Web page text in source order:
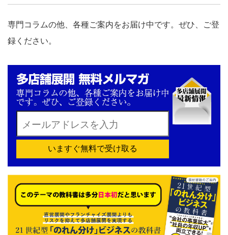
専門コラムの他、各種ご案内をお届け中です。ぜひ、ご登
録ください。
いますぐ無料で受け取る